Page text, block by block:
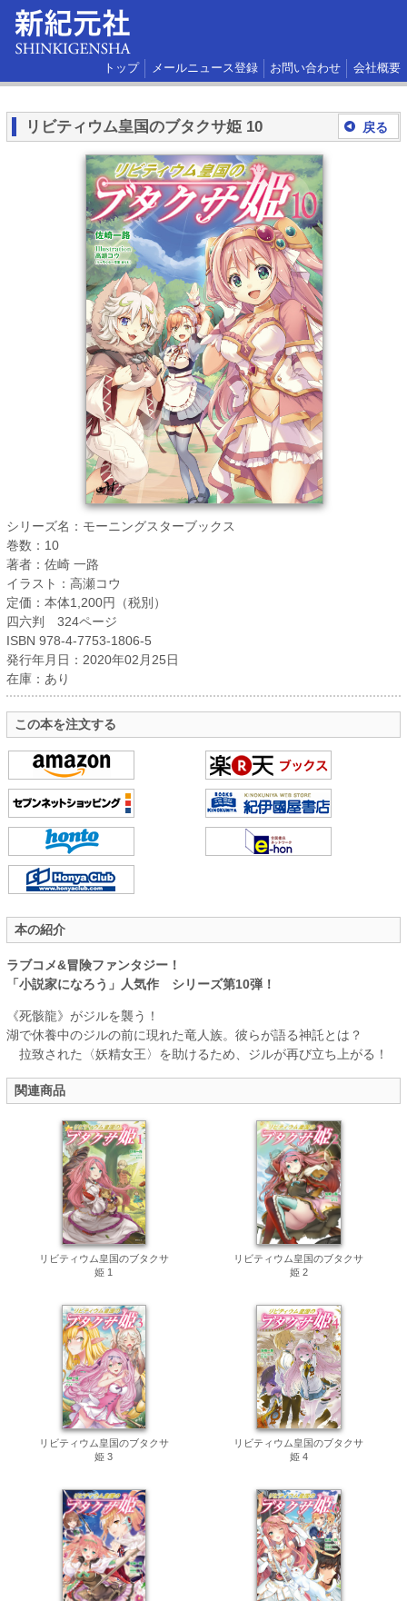
トップ メールニュース登録 お問い合わせ 会社概要
戻る
リビティウム皇国のブタクサ姫 10
シリーズ名：モーニングスターブックス
巻数：10
著者：佐崎 一路
イラスト：高瀬コウ
定価：本体1,200円（税別）
四六判 324ページ
ISBN 978-4-7753-1806-5
発行年月日：2020年02月25日
在庫：あり
この本を注文する
本の紹介
ラブコメ&冒険ファンタジー！
「小説家になろう」人気作 シリーズ第10弾！
《死骸龍》がジルを襲う！
湖で休養中のジルの前に現れた竜人族。彼らが語る神託とは？
拉致された〈妖精女王〉を助けるため、ジルが再び立ち上がる！
関連商品
リビティウム皇国のブタクサ
姫 1
リビティウム皇国のブタクサ
姫 2
リビティウム皇国のブタクサ
姫 3
リビティウム皇国のブタクサ
姫 4